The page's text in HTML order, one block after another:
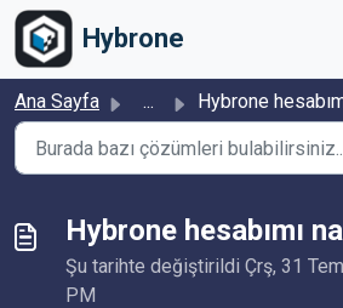
Ana içeriğe geç
Hybrone
Ana Sayfa ... Hybrone hesabımı nasıl
Hybrone hesabımı
Şu tarihte değiştirildi Çrş, 31
PM